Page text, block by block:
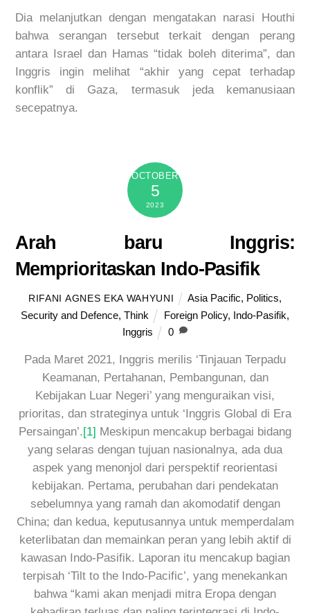
Dia melanjutkan dengan mengatakan narasi Houthi
bahwa serangan tersebut terkait dengan perang
antara Israel dan Hamas “tidak boleh diterima”, dan
Inggris ingin melihat “akhir yang cepat terhadap
konflik” di Gaza, termasuk jeda kemanusiaan
secepatnya.
OCTOBER
5
2023
Arah baru Inggris:
Memprioritaskan Indo-Pasifik
RIFANI AGNES EKA WAHYUNI Asia Pacific, Politics,
Security and Defence, Think Foreign Policy, Indo-Pasifik,
Inggris
0
Pada Maret 2021, Inggris merilis ‘Tinjauan Terpadu
Keamanan, Pertahanan, Pembangunan, dan
Kebijakan Luar Negeri’ yang menguraikan visi,
prioritas, dan strateginya untuk ‘Inggris Global di Era
Persaingan’.[1] Meskipun mencakup berbagai bidang
yang selaras dengan tujuan nasionalnya, ada dua
aspek yang menonjol dari perspektif reorientasi
kebijakan. Pertama, perubahan dari pendekatan
sebelumnya yang ramah dan akomodatif dengan
China; dan kedua, keputusannya untuk memperdalam
keterlibatan dan memainkan peran yang lebih aktif di
kawasan Indo-Pasifik. Laporan itu mencakup bagian
terpisah ‘Tilt to the Indo-Pacific’, yang menekankan
bahwa “kami akan menjadi mitra Eropa dengan